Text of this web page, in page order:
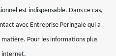
est indispensable. Dans ce cas,
avec Entreprise Peringale qui a
Pour les informations plus
internet.